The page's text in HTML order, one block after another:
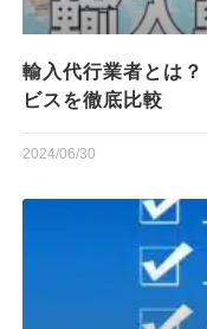
輸入代行業者とは
ビスを徹底比較
2024/06/30